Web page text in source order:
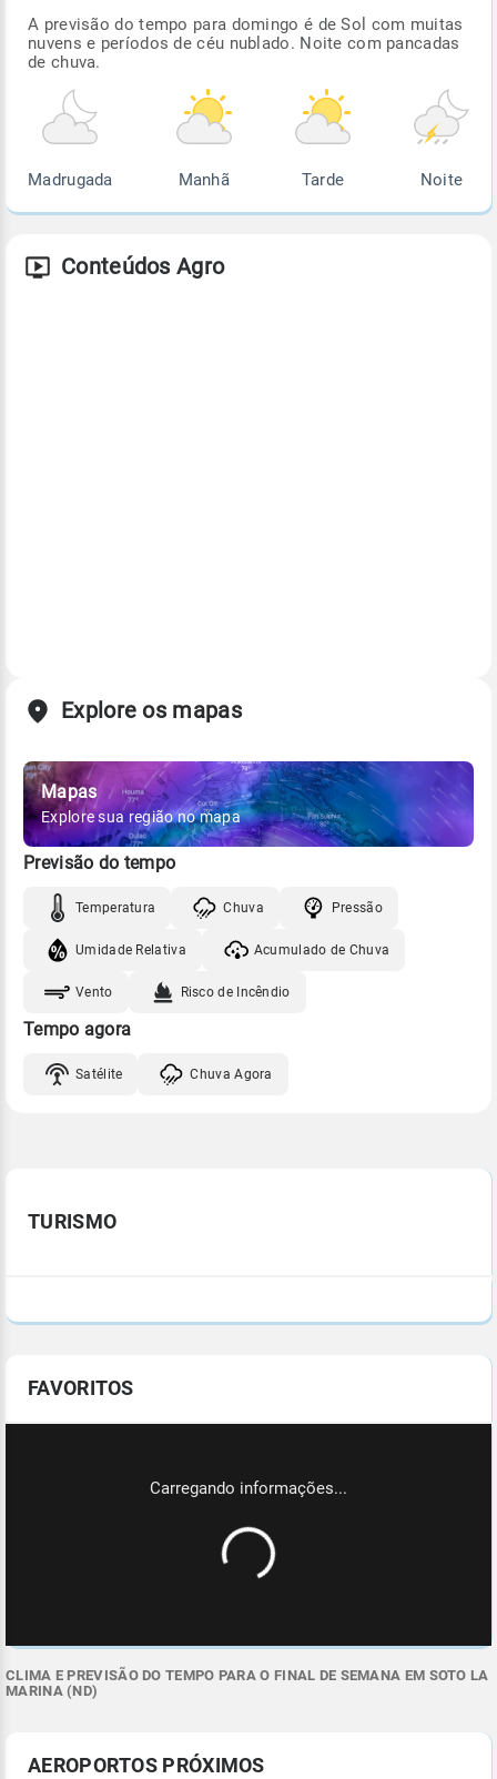
A previsão do tempo para domingo é de Sol com muitas
nuvens e períodos de céu nublado. Noite com pancadas
de chuva.
Madrugada Manhã Tarde Noite
Conteúdos Agro
Explore os mapas
Mapas
Explore sua região no mapa
Previsão do tempo
Temperatura Chuva Pressão
Umidade Relativa Acumulado de Chuva
Vento Risco de Incêndio
Tempo agora
Satélite Chuva Agora
TURISMO
FAVORITOS
CLIMA E PREVISÃO DO TEMPO PARA O FINAL DE SEMANA EM SOTO LA
MARINA (ND)
AEROPORTOS PRÓXIMOS